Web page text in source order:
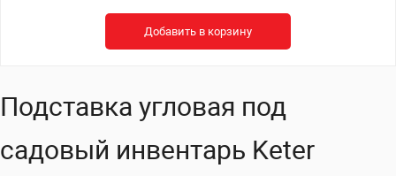
Добавить в корзину
Подставка угловая под
садовый инвентарь Keter